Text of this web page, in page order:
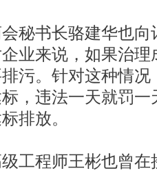
秘书长骆建华也
业来说，如果治
污。针对这种情
，违法一天就罚
排放。
工程师王彬也曾